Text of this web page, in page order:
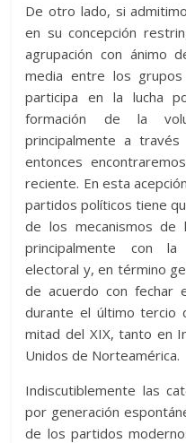
De otro lado, si
en su concepción
agrupación con ánimo
media entre los
participa en la lucha
formación de la
principalmente a
entonces
reciente. En esta
partidos políticos tiene
de los mecanismos de
principalmente con la
electoral y, en término
de acuerdo con fechar
durante el último tercio
mitad del XIX, tanto en
Unidos de Norteamérica.
Indiscutiblemente las
por generación
de los partidos